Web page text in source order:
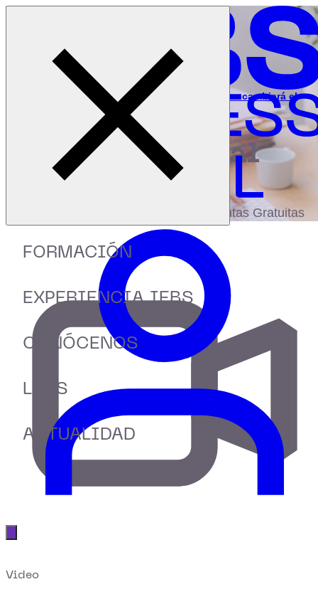
FORMACIÓN
EXPERIENCIA IEBS
CONÓCENOS
LABS
ACTUALIDAD
Inicio
Recursos
Webinar: "¿Qué es el Blockchain y cómo cambiará el
bibliotecadigital
Accede a más de 150 Recursos, Guías,
eBooks,Plantillas, Estudios y Herramientas Gratuitas
Video